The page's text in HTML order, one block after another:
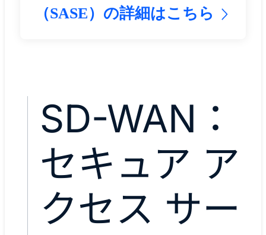
（SASE）の詳細はこちら
SD-WAN：
セキュア ア
クセス サー